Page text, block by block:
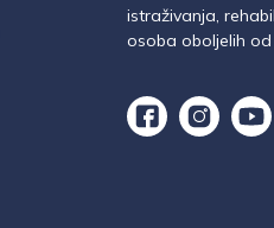
istraživanja,
osoba oboljelih od